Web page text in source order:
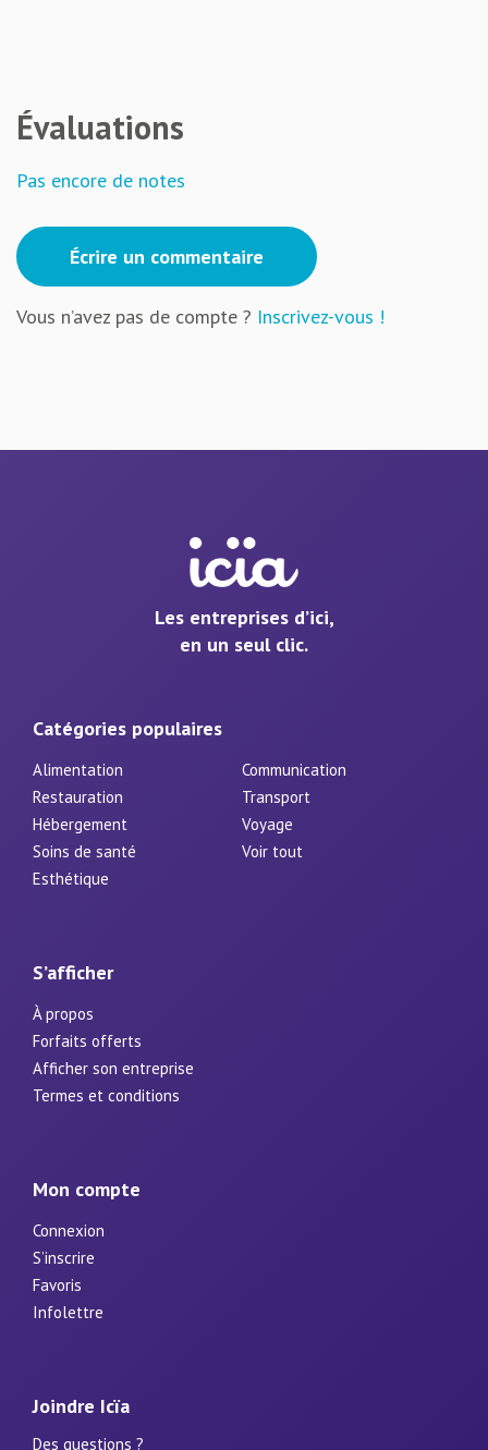
Évaluations
Pas encore de notes
Écrire un commentaire
Vous n’avez pas de compte ? Inscrivez-vous !
Les entreprises d’ici,
en un seul clic.
Catégories populaires
Alimentation
Communication
Restauration
Transport
Hébergement
Voyage
Soins de santé
Voir tout
Esthétique
S’afficher
À propos
Forfaits offerts
Afficher son entreprise
Termes et conditions
Mon compte
Connexion
S’inscrire
Favoris
Infolettre
Joindre Icïa
Des questions ?